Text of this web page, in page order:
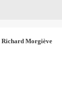
Richard Morgiève